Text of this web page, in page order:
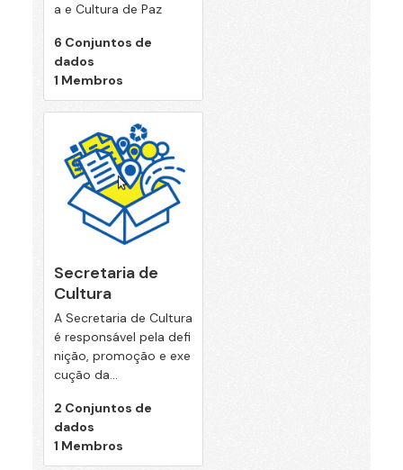
a e Cultura de Paz
6 Conjuntos de
dados
1 Membros
Secretaria de
Cultura
A Secretaria de Cultura
é responsável pela defi
nição, promoção e exe
cução da...
2 Conjuntos de
dados
1 Membros